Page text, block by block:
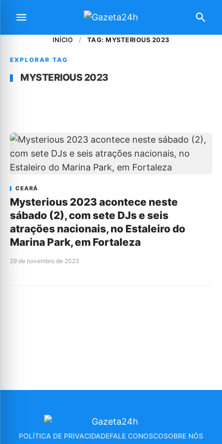
INÍCIO / TAG: MYSTERIOUS 2023
EXPLORAR TAG
MYSTERIOUS 2023
CEARÁ
Mysterious 2023 acontece neste
sábado (2), com sete DJs e seis
atrações nacionais, no Estaleiro do
Marina Park, em Fortaleza
29 de novembro de 2023
POLÍTICA DE PRIVACIDADEFALE CONOSCOSOBRE NÓS